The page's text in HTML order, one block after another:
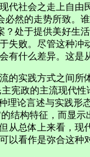
代社会之走上自
然的走势所致。
处于提供美好生
失败。尽管这种
有什么差异。这是
实践方式之间所
政的主流现代性
理论言述与实践形
结构特征，而显
从总体上来看，
以看作是弥合这种